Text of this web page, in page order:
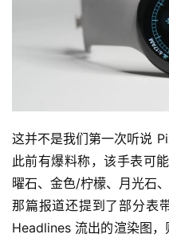
这并不是我们第一次听说
此前有爆料称，该手表可
曜石、金色/柠檬、月光石
那篇报道还提到了部分表
Headlines 流出的渲染图